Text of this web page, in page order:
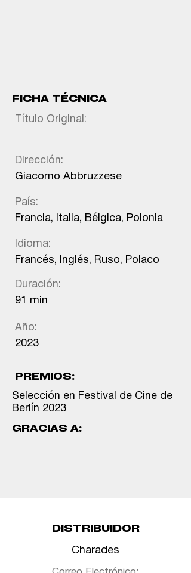
FICHA TÉCNICA
Título Original:
Dirección:
Giacomo Abbruzzese
País:
Francia, Italia, Bélgica, Polonia
Idioma:
Francés, Inglés, Ruso, Polaco
Duración:
91 min
Año:
2023
PREMIOS:
Selección en Festival de Cine de
Berlín 2023
GRACIAS A:
DISTRIBUIDOR
Charades